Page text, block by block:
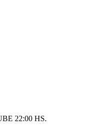
22:00 HS.